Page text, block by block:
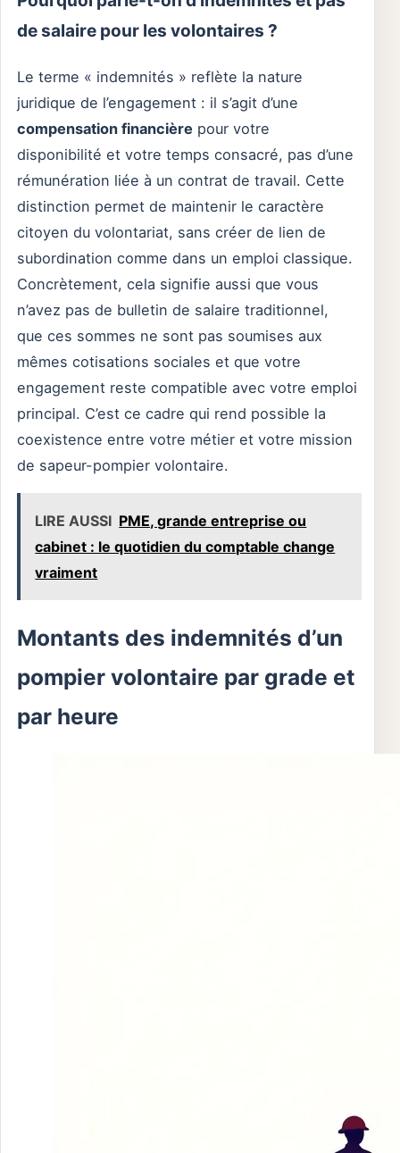
de salaire pour les volontaires ?
Le terme « indemnités » reflète la nature
juridique de l’engagement : il s’agit d’une
compensation financière pour votre
disponibilité et votre temps consacré, pas d’une
rémunération liée à un contrat de travail. Cette
distinction permet de maintenir le caractère
citoyen du volontariat, sans créer de lien de
subordination comme dans un emploi classique.
Concrètement, cela signifie aussi que vous
n’avez pas de bulletin de salaire traditionnel,
que ces sommes ne sont pas soumises aux
mêmes cotisations sociales et que votre
engagement reste compatible avec votre emploi
principal. C’est ce cadre qui rend possible la
coexistence entre votre métier et votre mission
de sapeur-pompier volontaire.
LIRE AUSSI PME, grande entreprise ou
cabinet : le quotidien du comptable change
vraiment
Montants des indemnités d’un
pompier volontaire par grade et
par heure